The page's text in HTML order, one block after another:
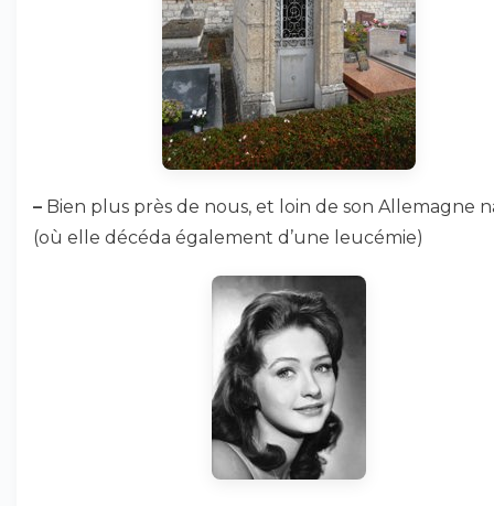
– Bien plus près de nous, et loin de son Allemagne
(où elle décéda également d’une leucémie)